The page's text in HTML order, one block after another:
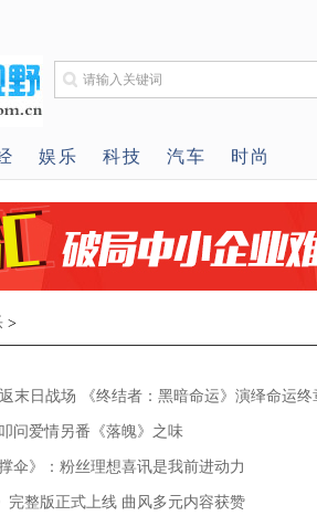
娱乐 科技 汽车 时尚
>
末日战场 《终结者：黑暗命运》演绎命运终
问爱情另番《落魄》之味
伞》：粉丝理想喜讯是我前进动力
完整版正式上线 曲风多元内容获赞